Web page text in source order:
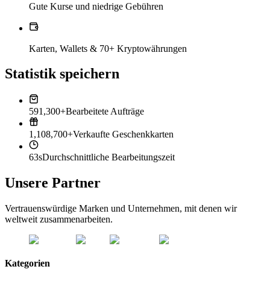
Gute Kurse und niedrige Gebühren
Karten, Wallets & 70+ Kryptowährungen
Statistik speichern
591,300+Bearbeitete Aufträge
1,108,700+Verkaufte Geschenkkarten
63sDurchschnittliche Bearbeitungszeit
Unsere Partner
Vertrauenswürdige Marken und Unternehmen, mit denen wir
weltweit zusammenarbeiten.
Kategorien